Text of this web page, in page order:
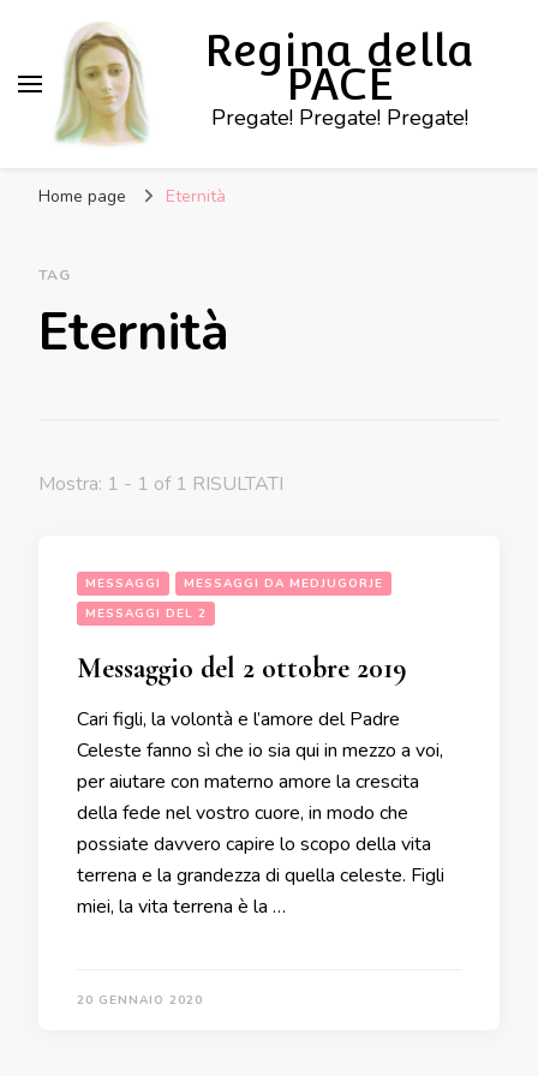
Regina della
PACE
Pregate! Pregate! Pregate!
Home page Eternità
TAG
Eternità
Mostra: 1 - 1 of 1 RISULTATI
MESSAGGI
MESSAGGI DA MEDJUGORJE
MESSAGGI DEL 2
Messaggio del 2 ottobre 2019
Cari figli, la volontà e l’amore del Padre
Celeste fanno sì che io sia qui in mezzo a voi,
per aiutare con materno amore la crescita
della fede nel vostro cuore, in modo che
possiate davvero capire lo scopo della vita
terrena e la grandezza di quella celeste. Figli
miei, la vita terrena è la …
20 GENNAIO 2020